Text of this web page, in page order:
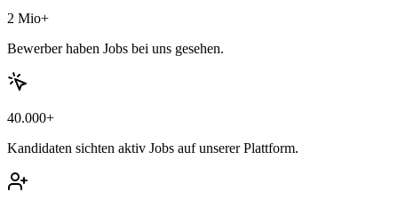
2 Mio+
Bewerber haben Jobs bei uns gesehen.
40.000+
Kandidaten sichten aktiv Jobs auf unserer Plattform.